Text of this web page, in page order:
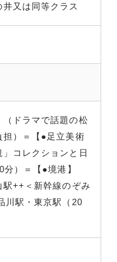
又は同等クラス
ドラマで話題の松
）＝【●足立美術
コレクションと日
）＝【●境港】
駅++＜新幹線のぞみ
川駅・東京駅（20